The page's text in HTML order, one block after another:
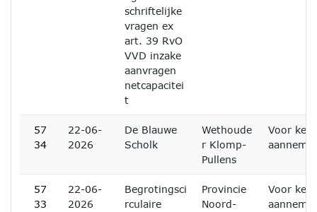
schriftelijke
vragen ex
art. 39 RvO
VVD inzake
aanvragen
netcapacitei
t
57
34
22-06-
2026
De Blauwe
Scholk
Wethoude
r Klomp-
Pullens
Voor
57
33
22-06-
2026
Begrotingsci
rculaire
Provincie
Noord-
Voor